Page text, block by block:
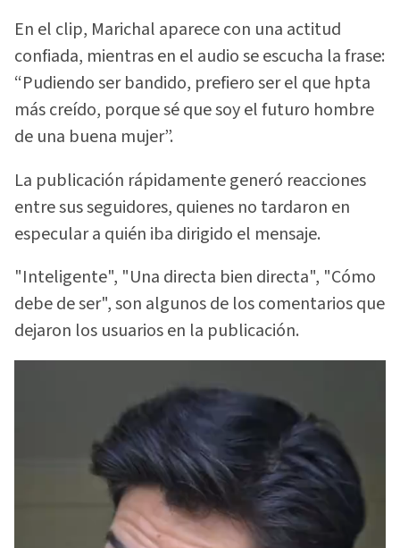
En el clip, Marichal aparece con una actitud
confiada, mientras en el audio se escucha la frase:
“Pudiendo ser bandido, prefiero ser el que hpta
más creído, porque sé que soy el futuro hombre
de una buena mujer”.
La publicación rápidamente generó reacciones
entre sus seguidores, quienes no tardaron en
especular a quién iba dirigido el mensaje.
"Inteligente", "Una directa bien directa", "Cómo
debe de ser", son algunos de los comentarios que
dejaron los usuarios en la publicación.